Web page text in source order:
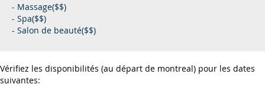
- Massage($$)
- Spa($$)
- Salon de beauté($$)
Vérifiez les disponibilités (au départ de montreal) pour les dates
suivantes: